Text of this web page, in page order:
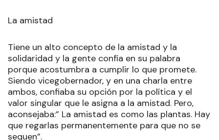
La amistad
Tiene un alto concepto de la amistad y la
solidaridad y la gente confía en su palabra
porque acostumbra a cumplir lo que promete.
Siendo vicegobernador, y en una charla entre
ambos, confiaba su opción por la política y el
valor singular que le asigna a la amistad. Pero,
aconsejaba:” La amistad es como las plantas. Hay
que regarlas permanentemente para que no se
sequen”.